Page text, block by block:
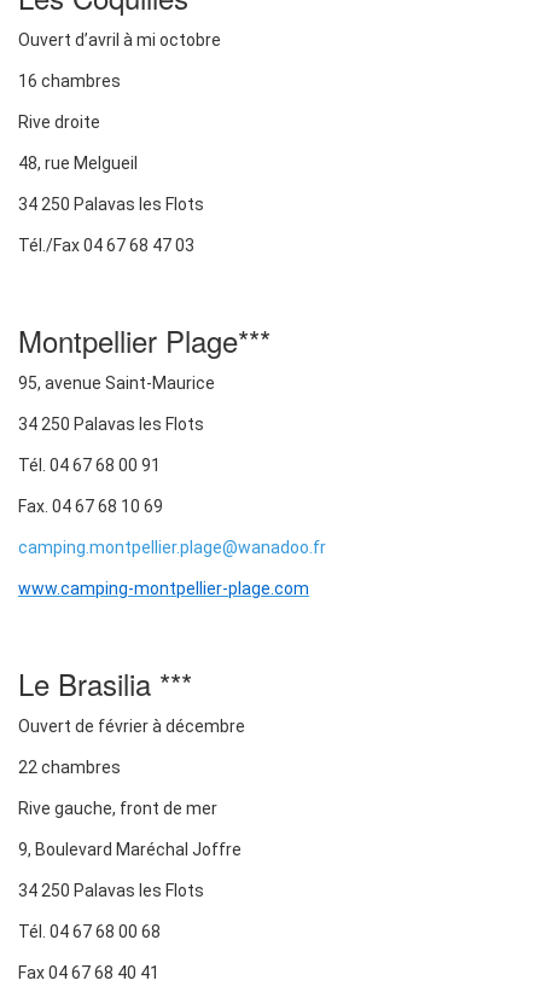
Ouvert d’avril à mi octobre
16 chambres
Rive droite
48, rue Melgueil
34 250 Palavas les Flots
Tél./Fax 04 67 68 47 03
Montpellier Plage***
95, avenue Saint-Maurice
34 250 Palavas les Flots
Tél. 04 67 68 00 91
Fax. 04 67 68 10 69
camping.montpellier.plage@wanadoo.fr
www.camping-montpellier-plage.com
Le Brasilia ***
Ouvert de février à décembre
22 chambres
Rive gauche, front de mer
9, Boulevard Maréchal Joffre
34 250 Palavas les Flots
Tél. 04 67 68 00 68
Fax 04 67 68 40 41